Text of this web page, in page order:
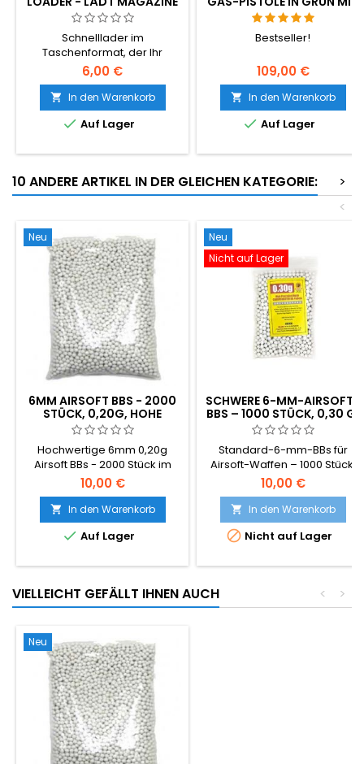
100× SCHNELLER
Schnelllader im
Taschenformat, der Ihr
Airsoft-Magazin in
Sekundenschnelle füllt - kein
einzelnes Einschieben von
BBs mehr. Hält ~100 Schuss,
funktioniert mit jedem 6 mm
oder Mid-Cap.
6,00 €
 In den Warenkorb
 Auf Lager
RÜCKSTOSS (GBB)
Bestseller!
109,00 €
 In den Warenkorb
 Auf Lager
10 ANDERE ARTIKEL IN DER GLEICHEN KATEGORIE:
>
<
Neu
6MM AIRSOFT BBS - 2000
STÜCK, 0,20G, HOHE
QUALITÄT
Hochwertige 6mm 0,20g
Airsoft BBs - 2000 Stück im
Beutel. Das universelle
Standard-BB-Gewicht,
kompatibel mit nahezu allen
AEG-Gewehren und
federbetriebenen Waffen.
gleichmässiger 5,95mm
Zuführung.
10,00 €
 In den Warenkorb
 Auf Lager
Neu
Nicht auf Lager
SCHWERE 6-MM-AIRSOFT-
BBS – 1000 STÜCK, 0,30 G,
FÜR PRÄZISIONSSCHÜSSE
Standard-6-mm-BBs für
Airsoft-Waffen – 1000 Stück,
0,30 g, beste Qualität für
präzises Schießen. Bessere
Qualität als Standard-BBs,
höhere Präzision und
Zuverlässigkeit, verursacht
Präzisionsläufen. Verpackt in
10,00 €
 In den Warenkorb
 Nicht auf Lager
VIELLEICHT GEFÄLLT IHNEN AUCH >
<
Neu